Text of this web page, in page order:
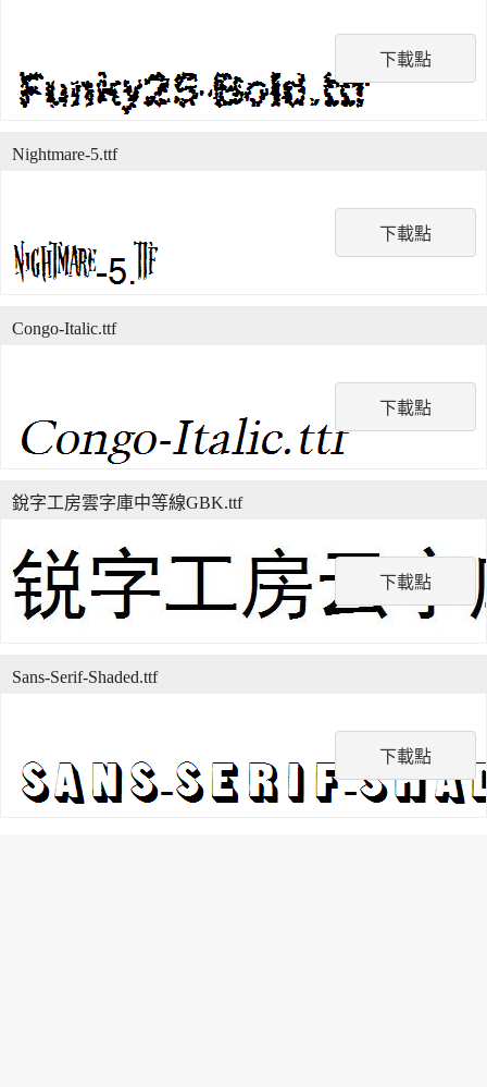
下載點
下載點
Nightmare-5.ttf
下載點
Congo-Italic.ttf
下載點
銳字工房雲字庫中等線GBK.ttf
下載點
Sans-Serif-Shaded.ttf